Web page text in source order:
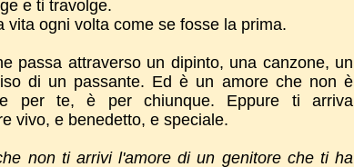
e ti travolge.
vita ogni volta come se fosse la prima.
passa attraverso un dipinto, una canzone, un
di un passante. Ed è un amore che non è
per te, è per chiunque. Eppure ti arriva
vivo, e benedetto, e speciale.
non ti arrivi l'amore di un genitore che ti ha